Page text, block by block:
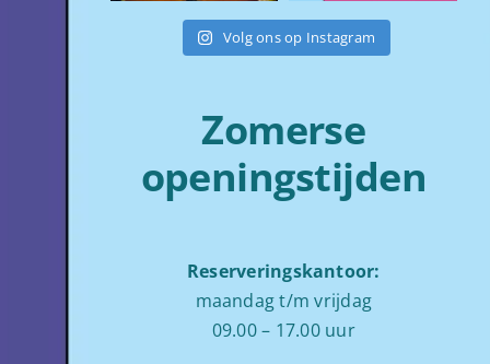
Volg ons op Instagram
Zomerse
openingstijden
Reserveringskantoor:
maandag t/m vrijdag
09.00 – 17.00 uur